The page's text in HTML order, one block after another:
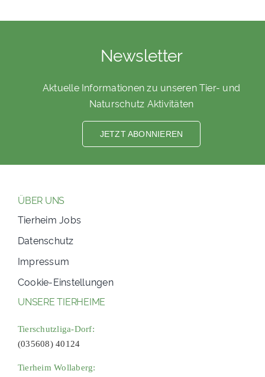
Newsletter
Aktuelle Informationen zu unseren Tier- und
Naturschutz Aktivitäten
JETZT ABONNIEREN
ÜBER UNS
Tierheim Jobs
Datenschutz
Impressum
Cookie-Einstellungen
UNSERE TIERHEIME
Tierschutzliga-Dorf:
(035608) 40124
Tierheim Wollaberg: